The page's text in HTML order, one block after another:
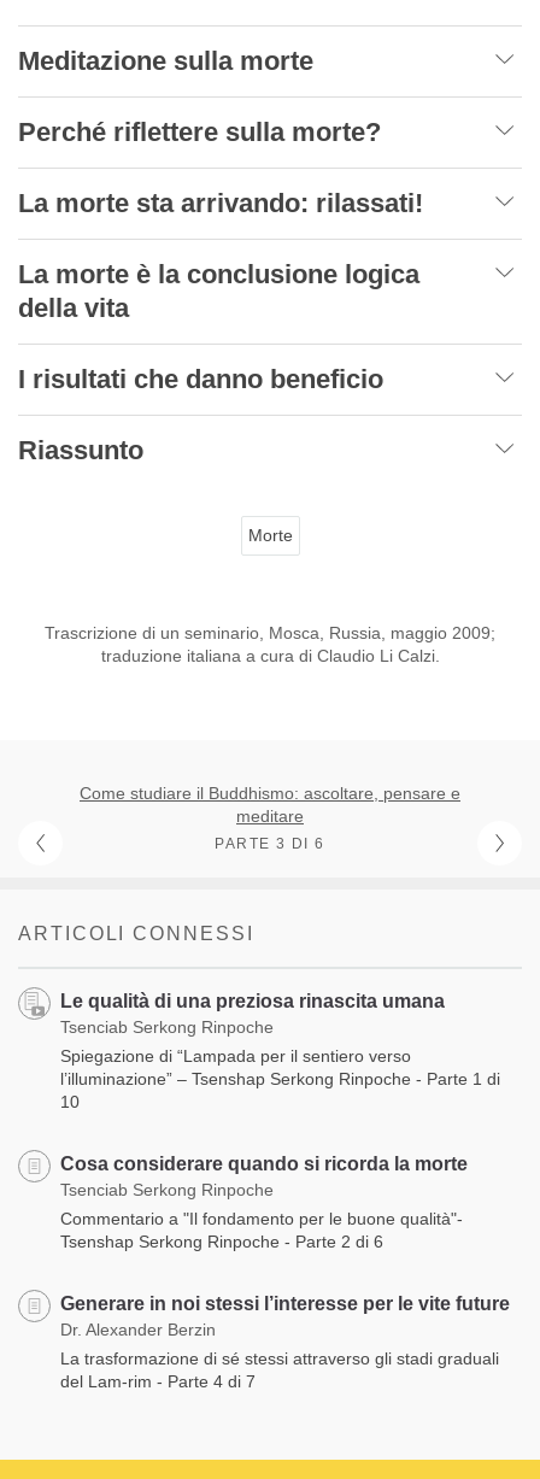
Meditazione sulla morte
Perché riflettere sulla morte?
La morte sta arrivando: rilassati!
La morte è la conclusione logica
della vita
I risultati che danno beneficio
Riassunto
Morte
Trascrizione di un seminario, Mosca, Russia, maggio 2009;
traduzione italiana a cura di Claudio Li Calzi.
Come studiare il Buddhismo: ascoltare, pensare e
meditare
PARTE 3 DI 6
ARTICOLI CONNESSI
Le qualità di una preziosa rinascita umana
Tsenciab Serkong Rinpoche
Spiegazione di “Lampada per il sentiero verso
l’illuminazione” – Tsenshap Serkong Rinpoche - Parte 1 di
10
Cosa considerare quando si ricorda la morte
Tsenciab Serkong Rinpoche
Commentario a "Il fondamento per le buone qualità"-
Tsenshap Serkong Rinpoche - Parte 2 di 6
Generare in noi stessi l’interesse per le vite future
Dr. Alexander Berzin
La trasformazione di sé stessi attraverso gli stadi graduali
del Lam-rim - Parte 4 di 7